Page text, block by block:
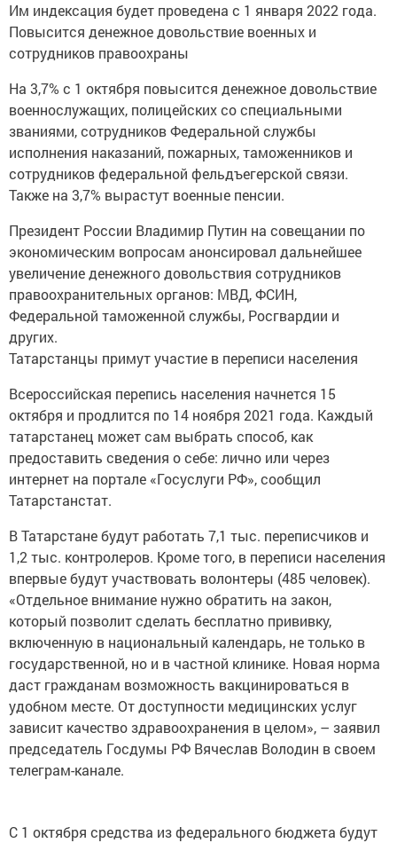
Им индексация будет проведена с 1 января 2022 года.
Повысится денежное довольствие военных и
сотрудников правоохраны
На 3,7% с 1 октября повысится денежное довольствие
военнослужащих, полицейских со специальными
званиями, сотрудников Федеральной службы
исполнения наказаний, пожарных, таможенников и
сотрудников федеральной фельдъегерской связи.
Также на 3,7% вырастут военные пенсии.
Президент России Владимир Путин на совещании по
экономическим вопросам анонсировал дальнейшее
увеличение денежного довольствия сотрудников
правоохранительных органов: МВД, ФСИН,
Федеральной таможенной службы, Росгвардии и
других.
Татарстанцы примут участие в переписи населения
Всероссийская перепись населения начнется 15
октября и продлится по 14 ноября 2021 года. Каждый
татарстанец может сам выбрать способ, как
предоставить сведения о себе: лично или через
интернет на портале «Госуслуги РФ», сообщил
Татарстанстат.
В Татарстане будут работать 7,1 тыс. переписчиков и
1,2 тыс. контролеров. Кроме того, в переписи населения
впервые будут участвовать волонтеры (485 человек).
«Отдельное внимание нужно обратить на закон,
который позволит сделать бесплатно прививку,
включенную в национальный календарь, не только в
государственной, но и в частной клинике. Новая норма
даст гражданам возможность вакцинироваться в
удобном месте. От доступности медицинских услуг
зависит качество здравоохранения в целом», – заявил
председатель Госдумы РФ Вячеслав Володин в своем
телеграм-канале.
С 1 октября средства из федерального бюджета будут